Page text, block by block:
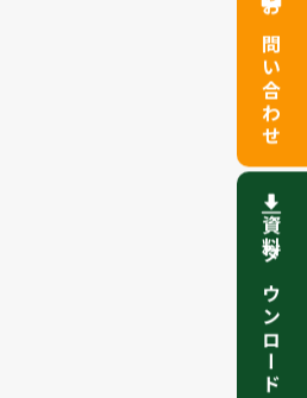
お問い合わせ
資料ダウンロード